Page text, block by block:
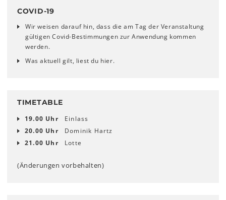
COVID-19
Wir weisen darauf hin, dass die am Tag der Veranstaltung
gültigen Covid-Bestimmungen zur Anwendung kommen
werden.
Was aktuell gilt, liest du hier.
TIMETABLE
19.00 Uhr
Einlass
20.00 Uhr
Dominik Hartz
21.00 Uhr
Lotte
(Änderungen vorbehalten)